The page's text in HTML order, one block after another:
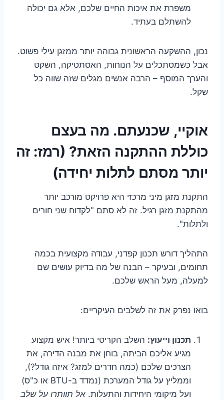
משפרת את איכות החיים שלכם, אלא גם יכולה
להשתלם בעתיד.
נכון, ההשקעה הראשונית גבוהה יותר ממזגן עילי פשוט.
אבל כשמסתכלים על הנוחות, האסתטיקה, השקט
והערך המוסף – הרבה אנשים מגלים שזה שווה כל
שקל.
אוקיי, שכנעתם. מה בעצם
כוללת ההתקנה הזאת? (רמז: זה
יותר מסתם לתלות יחידה)
התקנת מזגן מיני מרכזי היא פרויקט מורכב יותר
מהתקנת מזגן רגיל. זה לא סתם "לקדוח שני חורים
ולתלות".
התהליך דורש תכנון קפדני, עבודה מקצועית בכמה
תחומים, ובעיקר – הבנה של מה בדיוק עושים שם
למעלה, מעל הראש שלכם.
בואו נפרק את זה לשלבים העיקריים:
תכנון וייעוץ: השלב הקריטי ביותר! איש מקצוע
מגיע אליכם הביתה, בוחן את מבנה הדירה, את
הצרכים שלכם (כמה חדרים למזג? איזה גודל?),
וממליץ על גודל המערכת (נמדד ב-BTU או כ"ס)
ועל מיקומי היחידות והתעלות. אל תוותרו על שלב